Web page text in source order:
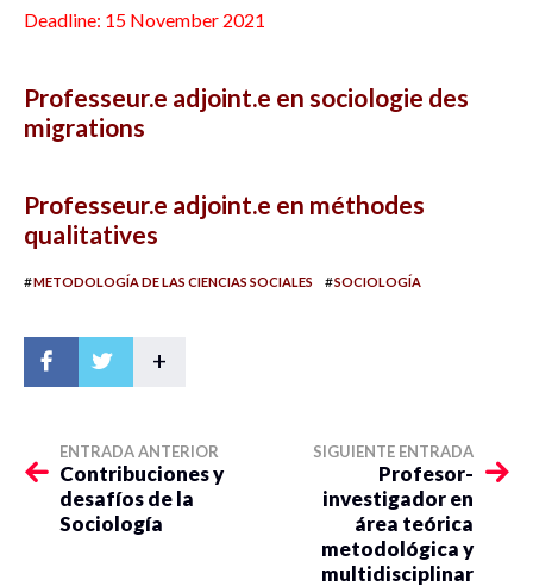
Deadline: 15 November 2021
Professeur.e adjoint.e en sociologie des
migrations
Professeur.e adjoint.e en méthodes
qualitatives
#METODOLOGÍA DE LAS CIENCIAS SOCIALES #SOCIOLOGÍA
+
ENTRADA ANTERIOR
Contribuciones y
desafíos de la
Sociología
SIGUIENTE ENTRADA
Profesor-
investigador en
área teórica
metodológica y
multidisciplinar